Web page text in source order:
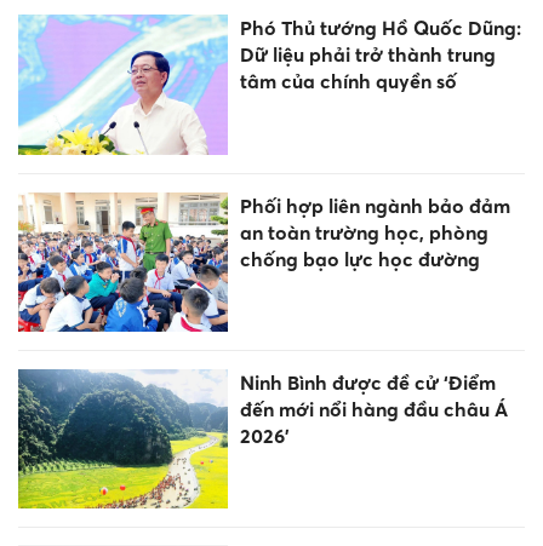
Phó Thủ tướng Hồ Quốc Dũng:
Dữ liệu phải trở thành trung
tâm của chính quyền số
Phối hợp liên ngành bảo đảm
an toàn trường học, phòng
chống bạo lực học đường
Ninh Bình được đề cử ‘Điểm
đến mới nổi hàng đầu châu Á
2026’